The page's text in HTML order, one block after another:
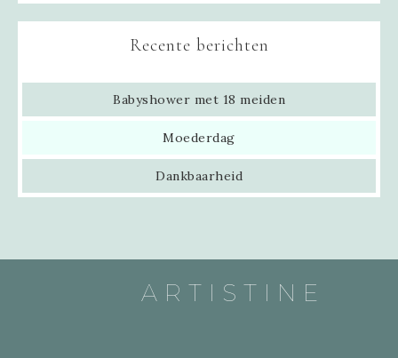
Recente berichten
Babyshower met 18 meiden
Moederdag
Dankbaarheid
ARTISTINE